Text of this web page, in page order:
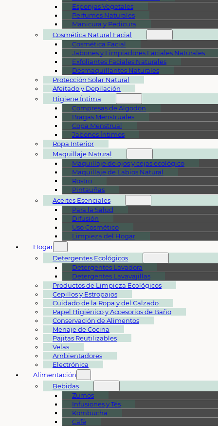
Esponjas Vegetales
Perfumes Naturales
Manicura y Pedicura
Cosmética Natural Facial
Cosmética Facial
Jabones y Limpiadores Faciales Naturales
Exfoliantes Faciales Naturales
Desmaquillantes Naturales
Protección Solar Natural
Afeitado y Depilación
Higiene Íntima
Compresas de Algodón
Bragas Menstruales
Copa Menstrual
Jabones Íntimos
Ropa Interior
Maquillaje Natural
Maquillaje de ojos y cejas ecológico
Maquillaje de Labios Natural
Rostro
Pintauñas
Aceites Esenciales
Para la Salud
Difusión
Uso Cosmético
Limpieza del Hogar
Hogar
Detergentes Ecológicos
Detergentes Lavadora
Detergentes Lavavajillas
Productos de Limpieza Ecológicos
Cepillos y Estropajos
Cuidado de la Ropa y del Calzado
Papel Higiénico y Accesorios de Baño
Conservación de Alimentos
Menaje de Cocina
Pajitas Reutilizables
Velas
Ambientadores
Electrónica
Alimentación
Bebidas
Zumos
Infusiones y Tés
Kombucha
Café